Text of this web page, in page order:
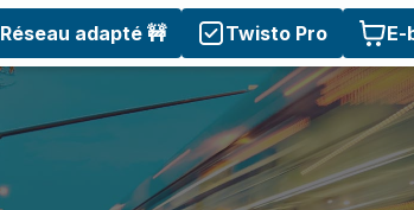
Réseau adapté 🚧 Twisto Pro E-